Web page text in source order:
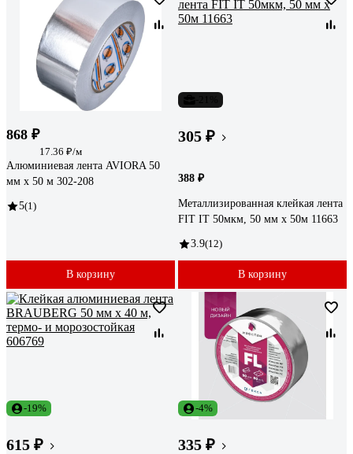
868 ₽
17.36 ₽/м
Алюминиевая лента AVIORA 50
мм х 50 м 302-208
5(1)
В корзину
305 ₽
388 ₽
Металлизированная клейкая лента
FIT IT 50мкм, 50 мм х 50м 11663
3.9(12)
В корзину
-19%
615 ₽
-4%
335 ₽